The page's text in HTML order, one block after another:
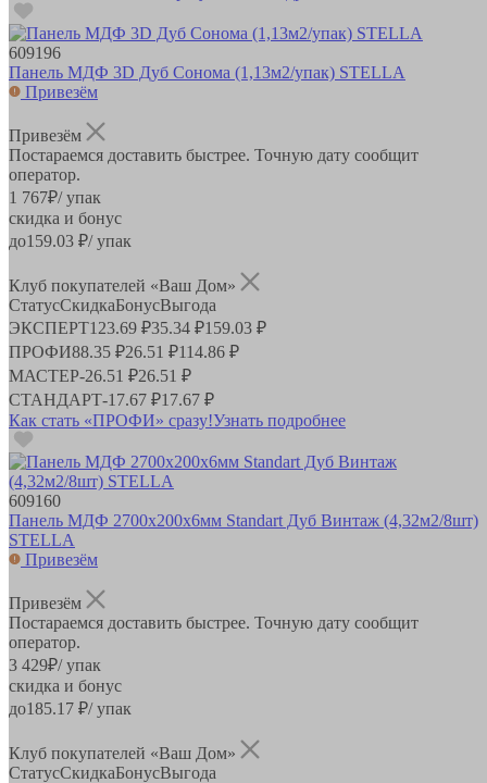
609196
Панель МДФ 3D Дуб Сонома (1,13м2/упак) STELLA
Привезём
Привезём
Постараемся доставить быстрее. Точную дату сообщит
оператор.
1 767₽/ упак
скидка и бонус
до159.03 ₽/ упак
Клуб покупателей «Ваш Дом»
СтатусСкидкаБонусВыгода
ЭКСПЕРТ123.69 ₽35.34 ₽159.03 ₽
ПРОФИ88.35 ₽26.51 ₽114.86 ₽
МАСТЕР-26.51 ₽26.51 ₽
СТАНДАРТ-17.67 ₽17.67 ₽
Как стать «ПРОФИ» сразу!Узнать подробнее
609160
Панель МДФ 2700х200х6мм Standart Дуб Винтаж (4,32м2/8шт)
STELLA
Привезём
Привезём
Постараемся доставить быстрее. Точную дату сообщит
оператор.
3 429₽/ упак
скидка и бонус
до185.17 ₽/ упак
Клуб покупателей «Ваш Дом»
СтатусСкидкаБонусВыгода